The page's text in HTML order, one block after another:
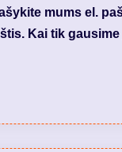
mums el.
Kai tik